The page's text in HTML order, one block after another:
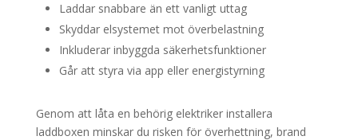
Laddar snabbare än ett vanligt uttag
Skyddar elsystemet mot överbelastning
Inkluderar inbyggda säkerhetsfunktioner
Går att styra via app eller energistyrning
Genom att låta en behörig elektriker installera
laddboxen minskar du risken för överhettning, brand